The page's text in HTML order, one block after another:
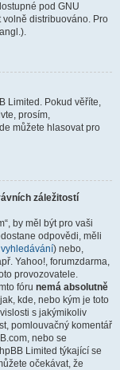
pod GNU
volně distribuováno. Pro
Limited. Pokud věříte,
prosím,
můžete hlasovat pro
záležitostí
by měl být pro vaši
odpovědi, měli
) nebo,
Yahoo!, forumzdarma,
provozovatele.
fóru nemá absolutně
kde, nebo kým je toto
s jakýmikoliv
pomlouvačný komentář
nebo se
Limited týkající se
očekávat, že